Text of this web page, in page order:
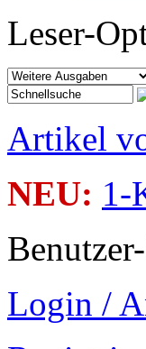
Leser-
Artikel
NEU: 1-
Login /